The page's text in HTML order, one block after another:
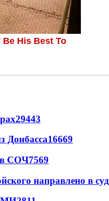
29443
Донбасса16669
в СОЧ7569
направлено в суд